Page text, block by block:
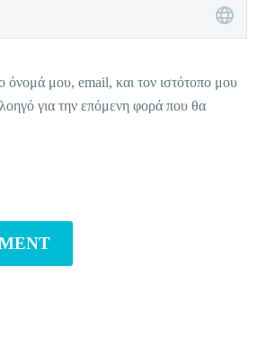
όνομά μου, email, και τον ιστότοπο μου
για την επόμενη φορά που θα